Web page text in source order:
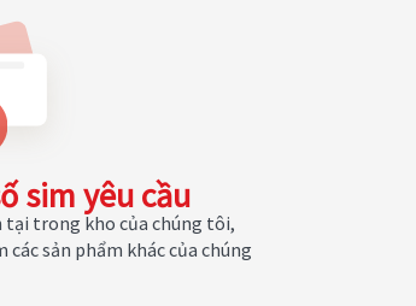
sim yêu cầu
tại trong kho của chúng tôi,
sản phẩm khác của chúng